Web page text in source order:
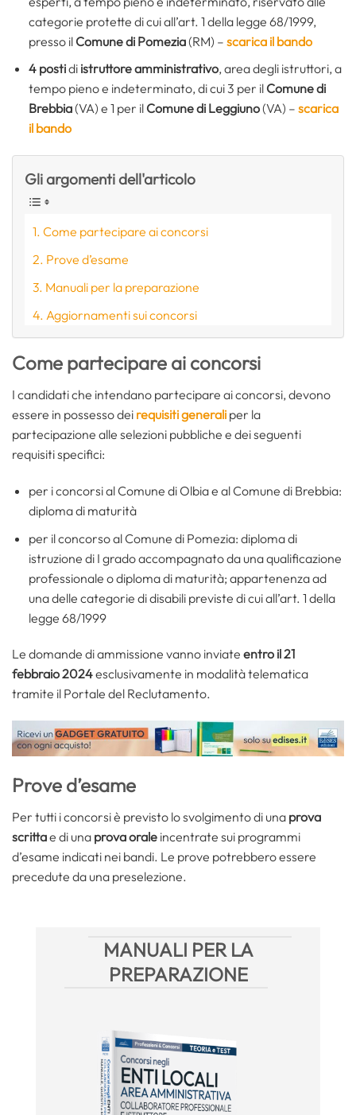
categorie protette di cui all’art. 1 della legge 68/1999,
presso il Comune di Pomezia(RM) – scarica il bando
4 postidi istruttore amministrativo, area degli istruttori, a
tempo pieno e indeterminato, di cui 3 per il Comune di
Brebbia(VA) e 1 per il Comune di Leggiuno(VA) – scarica
il bando
Gli argomenti dell'articolo
Come partecipare ai concorsi
Prove d’esame
Manuali per la preparazione
Aggiornamenti sui concorsi
Come partecipare ai concorsi
I candidati che intendano partecipare ai concorsi, devono
essere in possesso dei requisiti generali per la
partecipazione alle selezioni pubbliche e dei seguenti
requisiti specifici:
per i concorsi al Comune di Olbia e al Comune di Brebbia:
diploma di maturità
per il concorso al Comune di Pomezia: diploma di
istruzione di I grado accompagnato da una qualificazione
professionale o diploma di maturità; appartenenza ad
una delle categorie di disabili previste di cui all’art. 1 della
legge 68/1999
Le domande di ammissione vanno inviate entro il 21
febbraio 2024esclusivamente in modalità telematica
tramite il Portale del Reclutamento.
Prove d’esame
Per tutti i concorsi è previsto lo svolgimento di una prova
scrittae di una prova orale incentrate sui programmi
d’esame indicati nei bandi. Le prove potrebbero essere
precedute da una preselezione.
MANUALI PER LA
PREPARAZIONE